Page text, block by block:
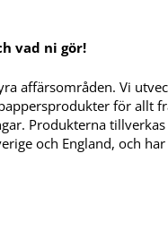
vad ni gör!
affärsområden. Vi
för allt
Produkterna
och England, och